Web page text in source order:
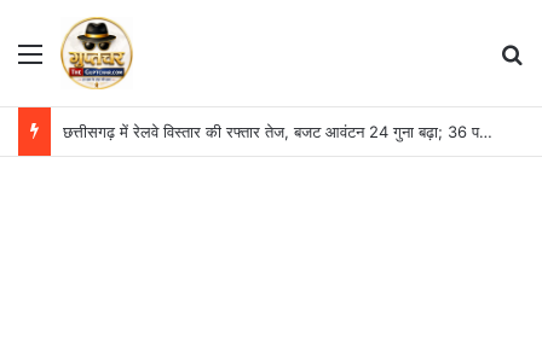
Menu
छत्तीसगढ़ में रेलवे विस्तार की रफ्तार तेज, बजट आवंटन 24 गुना बढ़ा; 36 परियोजनाओं पर चल रहा काम